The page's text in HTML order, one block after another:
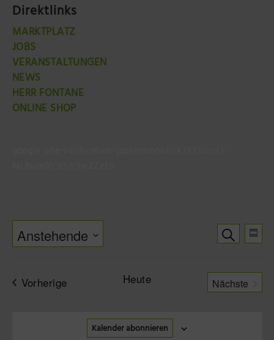
Direktlinks
MARKTPLATZ
JOBS
VERANSTALTUNGEN
NEWS
HERR FONTANE
ONLINE SHOP
Suche
Suche
Anstehende
VorherigeVeranstaltungen
Heute
Nächste
Kalender abonnieren